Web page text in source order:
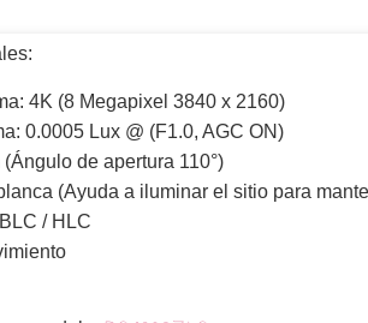
4K (8 Megapixel 3840 x 2160)
0.0005 Lux @ (F1.0, AGC ON)
de apertura 110°)
(Ayuda a iluminar el sitio para
/ HLC